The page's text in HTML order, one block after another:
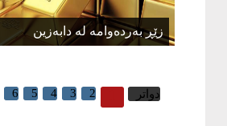
زێڕ بەردەوامە لە دابەزین
دواتر 2
3
4
5
6